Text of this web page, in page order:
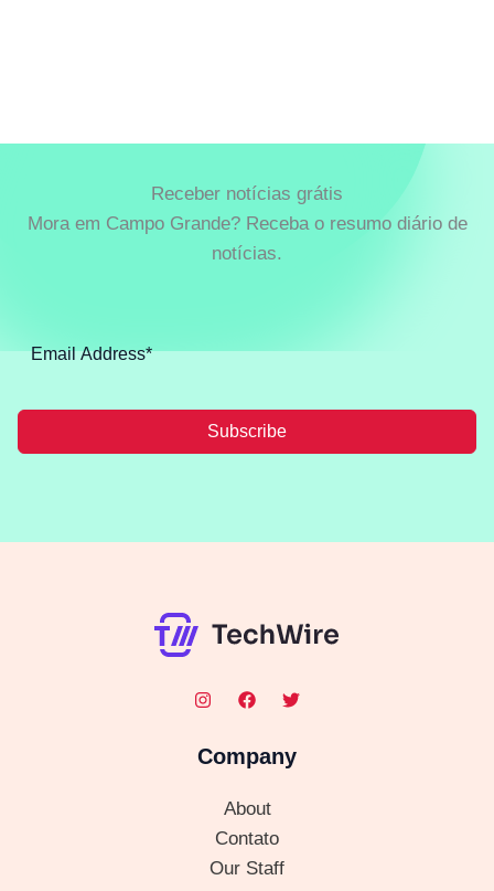
Receber notícias grátis
Mora em Campo Grande? Receba o resumo diário de
notícias.
Subscribe
Company
About
Contato
Our Staff